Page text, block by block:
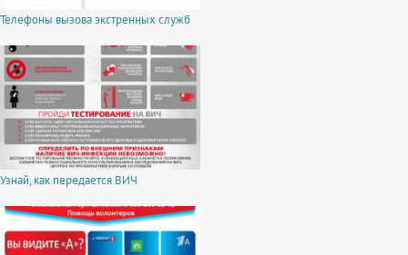
Телефоны вызова экстренных служб
Узнай, как передается ВИЧ